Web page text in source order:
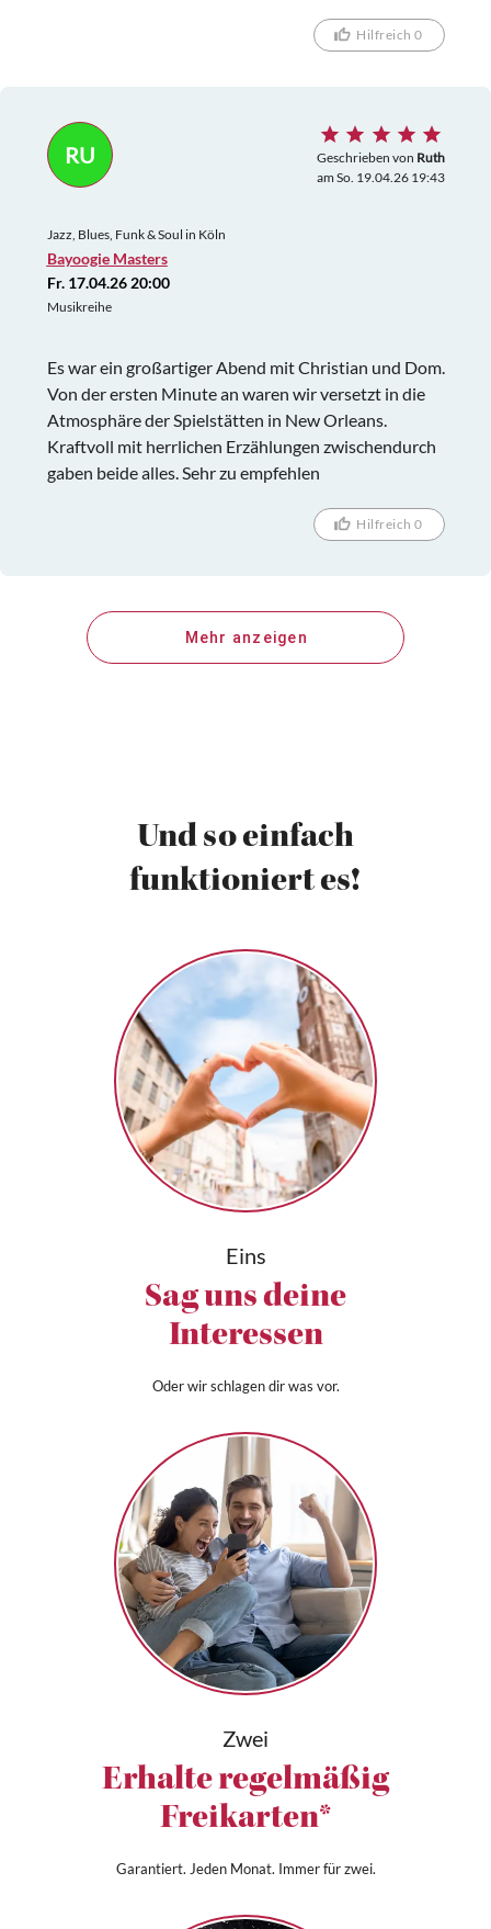
Hilfreich 0
RU Geschrieben von Ruth
am So. 19.04.26 19:43
Jazz, Blues, Funk & Soul in Köln
Bayoogie Masters
Fr. 17.04.26 20:00
Musikreihe
Es war ein großartiger Abend mit Christian und Dom.
Von der ersten Minute an waren wir versetzt in die
Atmosphäre der Spielstätten in New Orleans.
Kraftvoll mit herrlichen Erzählungen zwischendurch
gaben beide alles. Sehr zu empfehlen
Hilfreich 0
Mehr anzeigen
Und so einfach
funktioniert es!
Eins
Sag uns deine
Interessen
Oder wir schlagen dir was vor.
Zwei
Erhalte regelmäßig
Freikarten*
Garantiert. Jeden Monat. Immer für zwei.